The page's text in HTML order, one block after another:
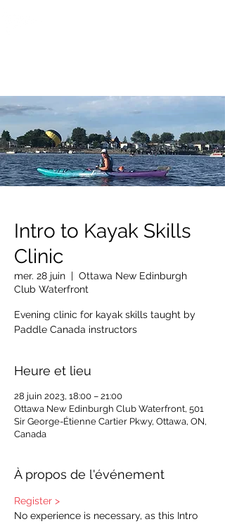
Intro to Kayak Skills
Clinic
mer. 28 juin
  |
Ottawa New Edinburgh
Club Waterfront
Evening clinic for kayak skills taught by
Paddle Canada instructors
Heure et lieu
28 juin 2023, 18:00 – 21:00
Ottawa New Edinburgh Club Waterfront, 501
Sir George-Étienne Cartier Pkwy, Ottawa, ON,
Canada
À propos de l'événement
Register >
No experience is necessary, as this Intro